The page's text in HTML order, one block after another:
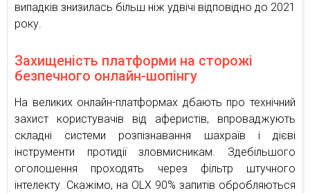
випадків знизилась більш ніж удвічі відповідно до 2021
року.
Захищеність платформи на сторожі
безпечного онлайн-шопінгу
На великих онлайн-платформах дбають про технічний
захист користувачів від аферистів, впроваджують
складні системи розпізнавання шахраїв і дієві
інструменти протидії зловмисникам. Здебільшого
оголошення проходять через фільтр штучного
інтелекту. Скажімо, на OLX 90% запитів обробляються